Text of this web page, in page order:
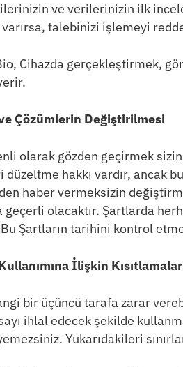
ve verilerinizin ilk
varırsa, talebinizi işlemeyi
Cihazda gerçekleştirmek,
Çözümlerin Değiştirilmesi
olarak gözden geçirmek
hakkı vardır, ancak
haber vermeksizin
geçerli olacaktır. Şartlarda
Şartların tarihini kontrol
İlişkin Kısıtlamalar
bir üçüncü tarafa zarar
ihlal edecek şekilde
Yukarıdakileri